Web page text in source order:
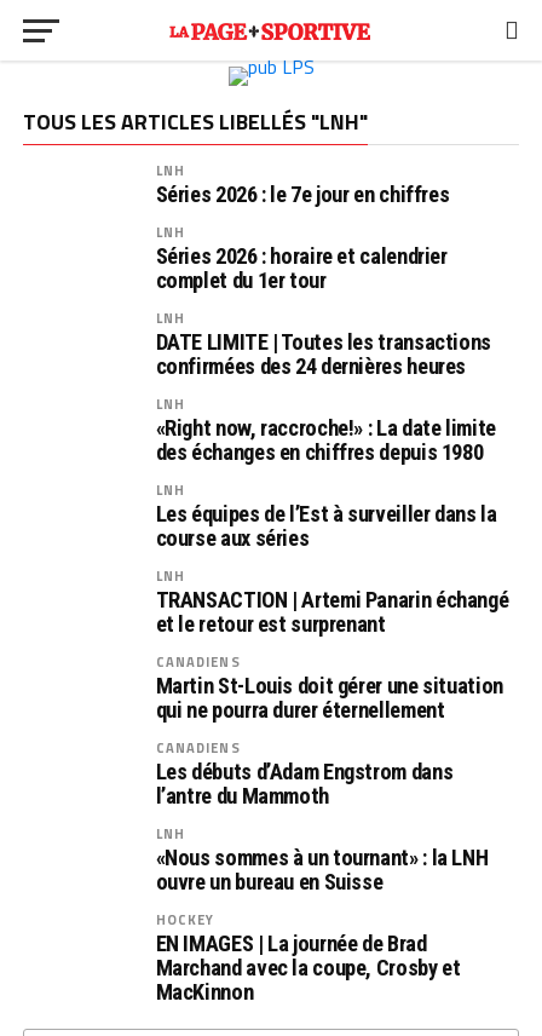
TOUS LES ARTICLES LIBELLÉS "LNH"
LNH
Séries 2026 : le 7e jour en chiffres
LNH
Séries 2026 : horaire et calendrier
complet du 1er tour
LNH
DATE LIMITE | Toutes les transactions
confirmées des 24 dernières heures
LNH
«Right now, raccroche!» : La date limite
des échanges en chiffres depuis 1980
LNH
Les équipes de l’Est à surveiller dans la
course aux séries
LNH
TRANSACTION | Artemi Panarin échangé
et le retour est surprenant
CANADIENS
Martin St-Louis doit gérer une situation
qui ne pourra durer éternellement
CANADIENS
Les débuts d’Adam Engstrom dans
l’antre du Mammoth
LNH
«Nous sommes à un tournant» : la LNH
ouvre un bureau en Suisse
HOCKEY
EN IMAGES | La journée de Brad
Marchand avec la coupe, Crosby et
MacKinnon